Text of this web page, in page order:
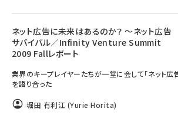
ネット広告に未来はあるのか？ ～ネット広告
サバイバル／Infinity Venture Summit
2009 Fallレポート
業界のキープレイヤーたちが一堂に会して「ネット広
を語り合った
堀田 有利江 (Yurie Horita)